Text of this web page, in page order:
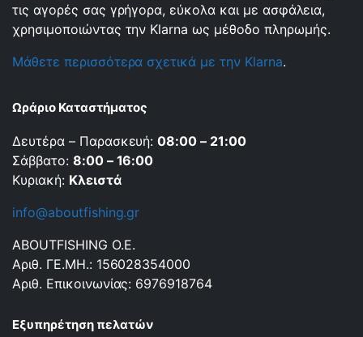
τις αγορές σας γρήγορα, εύκολα και με ασφάλεια,
χρησιμοποιώντας την Klarna ως μέθοδο πληρωμής.
Μάθετε περισσότερα σχετικά με την Klarna.
Ωράριο Καταστήματος
Δευτέρα – Παρασκευή:08:00 – 21:00
Σάββατο: 8:00 – 16:00
Κυριακή: Κλειστά
info@aboutfishing.gr
ABOUTFISHING Ο.Ε.
Αριθ. ΓΕ.ΜΗ.: 156028354000
Αριθ. Επικοινωνίας: 6976918764
Εξυπηρέτηση πελατών